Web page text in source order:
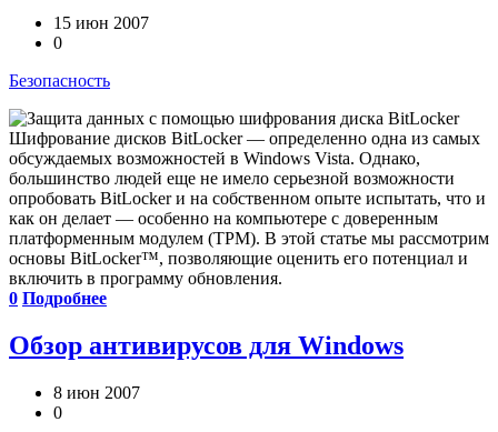
15 июн 2007
0
Безопасность
Шифрование дисков BitLocker — определенно одна из самых
обсуждаемых возможностей в Windows Vista. Однако,
большинство людей еще не имело серьезной возможности
опробовать BitLocker и на собственном опыте испытать, что и
как он делает — особенно на компьютере с доверенным
платформенным модулем (TPM). В этой статье мы рассмотрим
основы BitLocker™, позволяющие оценить его потенциал и
включить в программу обновления.
0 Подробнее
Обзор антивирусов для Windows
8 июн 2007
0